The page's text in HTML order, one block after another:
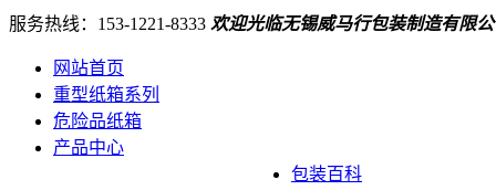
服务热线：153-1221-8333 欢迎光临无锡威马行包装制造有限公
网站首页
重型纸箱系列
危险品纸箱
产品中心
包装百科